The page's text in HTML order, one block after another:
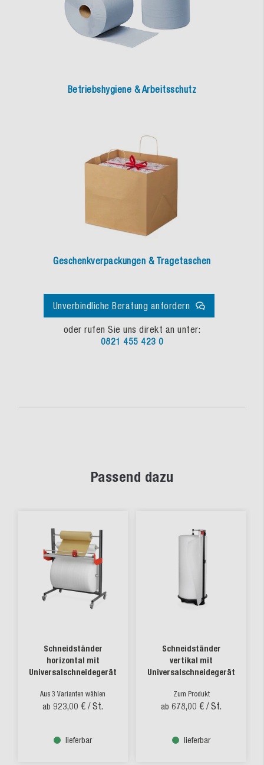
Betriebshygiene & Arbeitsschutz
Geschenkverpackungen & Tragetaschen
Unverbindliche Beratung anfordern
oder rufen Sie uns direkt an unter:
0821 455 423 0
Passend dazu
Schneidständer
horizontal mit
Universalschneidegerät
Aus 3 Varianten wählen
ab 923,00 € / St.
lieferbar
Schneidständer
vertikal mit
Universalschneidegerät
Zum Produkt
ab 678,00 € / St.
lieferbar